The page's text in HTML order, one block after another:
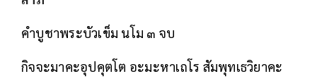
คำบูชาพระบัวเข็ม นโม ๓ จบ
กิจจะมาคะอุปคุตโต อะมะหาเถโร สัมพุทเธวิยาคะ